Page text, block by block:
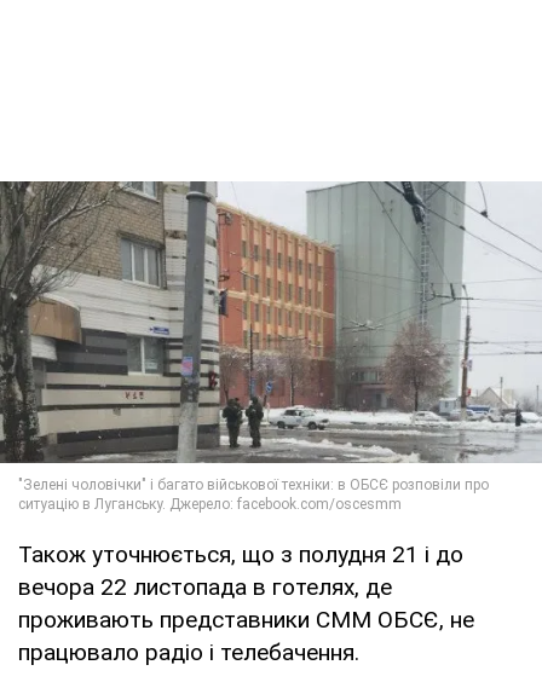
Також уточнюється, що з полудня 21 і до
вечора 22 листопада в готелях, де
проживають представники СММ ОБСЄ, не
працювало радіо і телебачення.